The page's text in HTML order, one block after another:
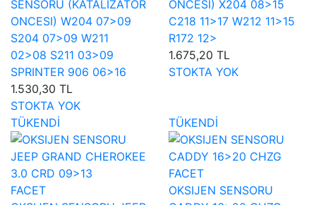
SENSORU (KATALIZATOR
ONCESI) W204 07>09
S204 07>09 W211
02>08 S211 03>09
SPRINTER 906 06>16
1.530,30 TL
STOKTA YOK
ONCESI) X204 08>15
C218 11>17 W212 11>15
R172 12>
1.675,20 TL
STOKTA YOK
TÜKENDİ
FACET
TÜKENDİ
FACET
OKSIJEN SENSORU